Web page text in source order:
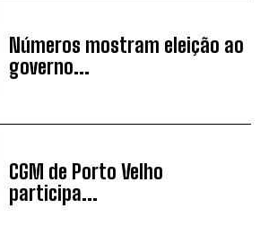
Números mostram eleição ao
governo...
CGM de Porto Velho
participa...